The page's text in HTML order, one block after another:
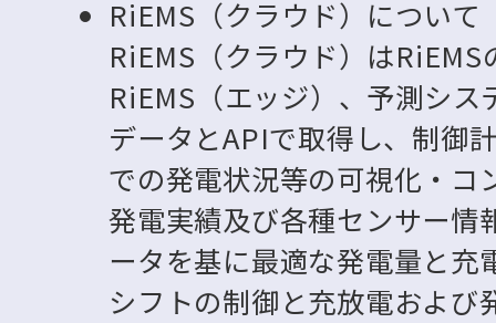
RiEMS（クラウド）について
RiEMS（クラウド）は
RiEMS（エッジ）、予測シ
データとAPIで取得し、制御
での発電状況等の可視化・コ
発電実績及び各種センサー情
ータを基に最適な発電量と充
シフトの制御と充放電および